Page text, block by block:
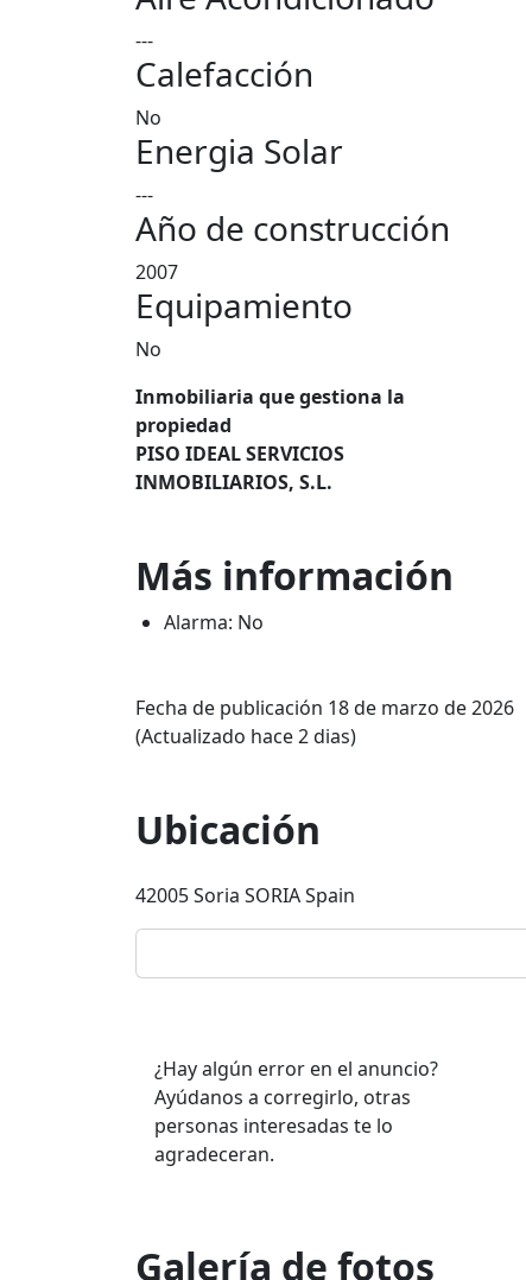
---
Calefacción
No
Energia Solar
---
Año de construcción
2007
Equipamiento
No
Inmobiliaria que gestiona la
propiedad
PISO IDEAL SERVICIOS
INMOBILIARIOS, S.L.
Más información
Alarma: No
Fecha de publicación 18 de marzo de 2026
(Actualizado hace 2 dias)
Ubicación
42005 Soria SORIA Spain
¿Hay algún error en el anuncio?
Ayúdanos a corregirlo, otras
personas interesadas te lo
agradeceran.
Galería de fotos